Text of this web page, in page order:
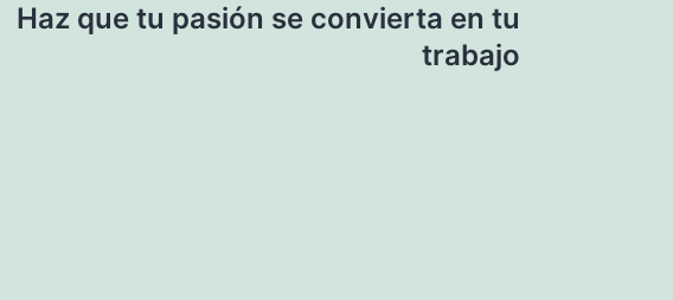
Haz que tu pasión se convierta en tu
trabajo